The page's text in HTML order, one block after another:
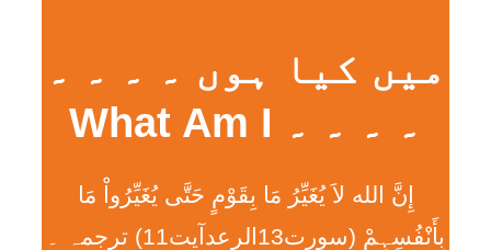
میں کیا ہوں ۔ ۔ ۔ ۔
۔ ۔ ۔ ۔ What Am I
إِنَّ الله لاَ يُغَيِّرُ مَا بِقَوْمٍ حَتَّی يُغَيِّرُواْ مَا
بِأَنْفُسِہِمْ (سورت13الرعدآیت11) ترجمہ ۔